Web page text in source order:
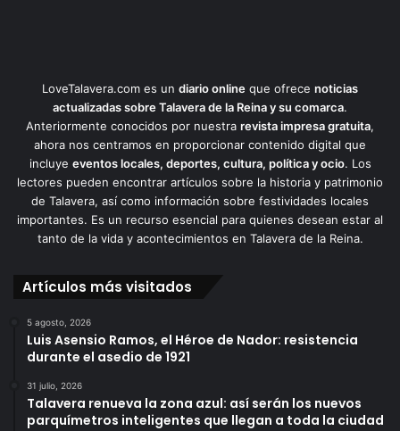
LoveTalavera.com es un diario online que ofrece noticias
actualizadas sobre Talavera de la Reina y su comarca.
Anteriormente conocidos por nuestra revista impresa gratuita,
ahora nos centramos en proporcionar contenido digital que
incluye eventos locales, deportes, cultura, política y ocio. Los
lectores pueden encontrar artículos sobre la historia y patrimonio
de Talavera, así como información sobre festividades locales
importantes. Es un recurso esencial para quienes desean estar al
tanto de la vida y acontecimientos en Talavera de la Reina.
Artículos más visitados
5 agosto, 2026
Luis Asensio Ramos, el Héroe de Nador: resistencia
durante el asedio de 1921
31 julio, 2026
Talavera renueva la zona azul: así serán los nuevos
parquímetros inteligentes que llegan a toda la ciudad